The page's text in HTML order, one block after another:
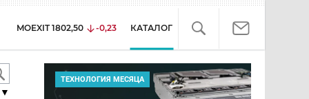
MOEXIT 1802,50 -0,23 КАТАЛОГ
ТЕХНОЛОГИЯ МЕСЯЦА